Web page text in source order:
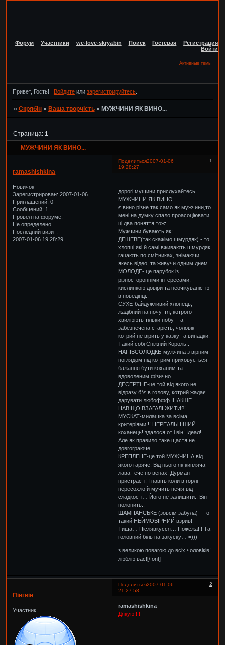
Форум Участники we-love-skryabin Поиск Гостевая
Регистрация
Войти
Активные темы
Привет, Гость! Войдитеили зарегистрируйтесь.
» Скрябін » Ваша творчість » МУЖЧИНИ ЯК ВИНО...
МУЖЧИНИ ЯК ВИНО...
Страница: 1
Поделиться 1
2007-01-06
19:28:27
ramashishkina
Новичок
Зарегистрирован: 2007-01-06
Приглашений: 0
Сообщений: 1
Провел на форуме:
Не определено
Последний визит:
2007-01-06 19:28:29
дорогі мущини прислухайтесь..
МУЖЧИНИ ЯК ВИНО...
є вино різне так само як мужчини,то
мені на думку спало проасоціювати
ці два поняття.тож:
Мужчини бувають як:
ДЕШЕВЕ(так скажімо шмурдяк) - то
хлопці які й самі вживають шмурдяк,
гацають по смітниках, знімаючи
якесь відео, та живучи одним днем..
МОЛОДЕ- це парубок із
різносторонніми інтересами,
кислинкою довіри та неочікуваністю
в поведінці..
СУХЕ-байдужливий хлопець,
жадібний на почуття, котрого
хвилюють тільки побут та
забезпечена старість, чоловік
котрий не вірить у казку та випадки.
Такий собі Сніжний Король..
НАПІВСОЛОДКЕ-мужчина з вірним
поглядом під котрим приховується
бажання бути коханим та
вдоволеним фізично..
ДЕСЕРТНЕ-це той від якого не
відразу б*є в голову, котрий жадає
дарувати любоффф ІНАКШЕ
НАВІЩО ВЗАГАЛІ ЖИТИ?!
МУСКАТ-милашка за всіма
критеріями!!! НЕРЕАЛЬНІШИЙ
коханець!!здалося от і він! Ідеал!
Але як правило таке щастя не
довгограюче..
КРЕПЛЕНЕ-це той МУЖЧИНА від
якого гаряче. Від нього як кипляча
лава тече по венах. Дурман
пристрасті! І навіть коли в горлі
пересохло й мучить печія від
сладкості… Його не залишити.. Він
полонить..
ШАМПАНСЬКЕ (зовсім забула) – то
такий НЕЙМОВІРНИЙ взрив!
Тиша… Післявкусся… Пожежа!!! Та
головний біль на закуску… =)))
з великою повагою до всіх чоловіків!
люблю вас![/font]
Поделиться 2
2007-01-06
21:27:58
Пінгвін
Участник
ramashishkina
Дякую!!!!